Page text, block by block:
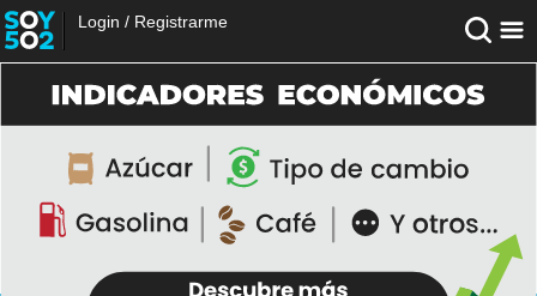
Login / Registrarme